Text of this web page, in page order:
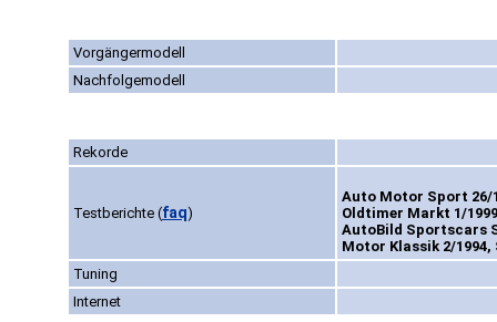
Vorgängermodell
Nachfolgemodell
Rekorde
Testberichte (faq)
Auto Motor Sport 26/
Oldtimer Markt 1/
AutoBild Sportscars
Motor Klassik 2/1994,
Tuning
Internet